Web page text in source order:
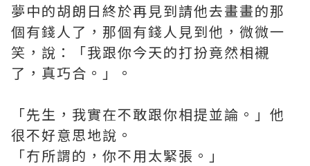
夢中的胡朗日終於再見到請他去畫畫的那
個有錢人了，那個有錢人見到他，微微一
笑，說：「我跟你今天的打扮竟然相襯
了，真巧合。」。
「先生，我實在不敢跟你相提並論。」他
很不好意思地說。
「冇所謂的，你不用太緊張。」